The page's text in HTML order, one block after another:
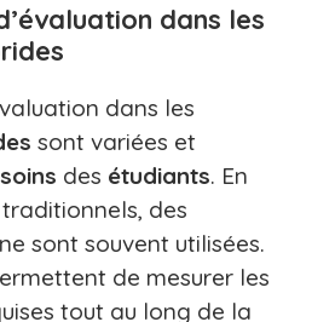
dans les
dans les
sont variées et
des étudiants. En
des
sont souvent utilisées.
de mesurer les
tout au long de la